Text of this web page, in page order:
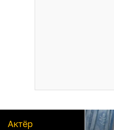
Актёр